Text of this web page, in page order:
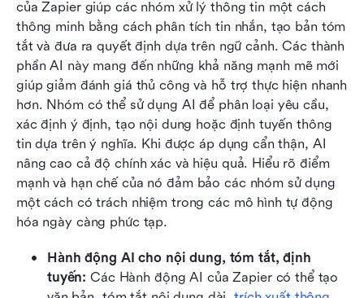
của Zapier giúp các nhóm xử lý thông tin một cách
thông minh bằng cách phân tích tin nhắn, tạo bản tóm
tắt và đưa ra quyết định dựa trên ngữ cảnh. Các thành
phần AI này mang đến những khả năng mạnh mẽ mới
giúp giảm đánh giá thủ công và hỗ trợ thực hiện nhanh
hơn. Nhóm có thể sử dụng AI để phân loại yêu cầu,
xác định ý định, tạo nội dung hoặc định tuyến thông
tin dựa trên ý nghĩa. Khi được áp dụng cẩn thận, AI
nâng cao cả độ chính xác và hiệu quả. Hiểu rõ điểm
mạnh và hạn chế của nó đảm bảo các nhóm sử dụng
một cách có trách nhiệm trong các mô hình tự động
hóa ngày càng phức tạp.
Hành động AI cho nội dung, tóm tắt, định
tuyến: Các Hành động AI của Zapier có thể tạo